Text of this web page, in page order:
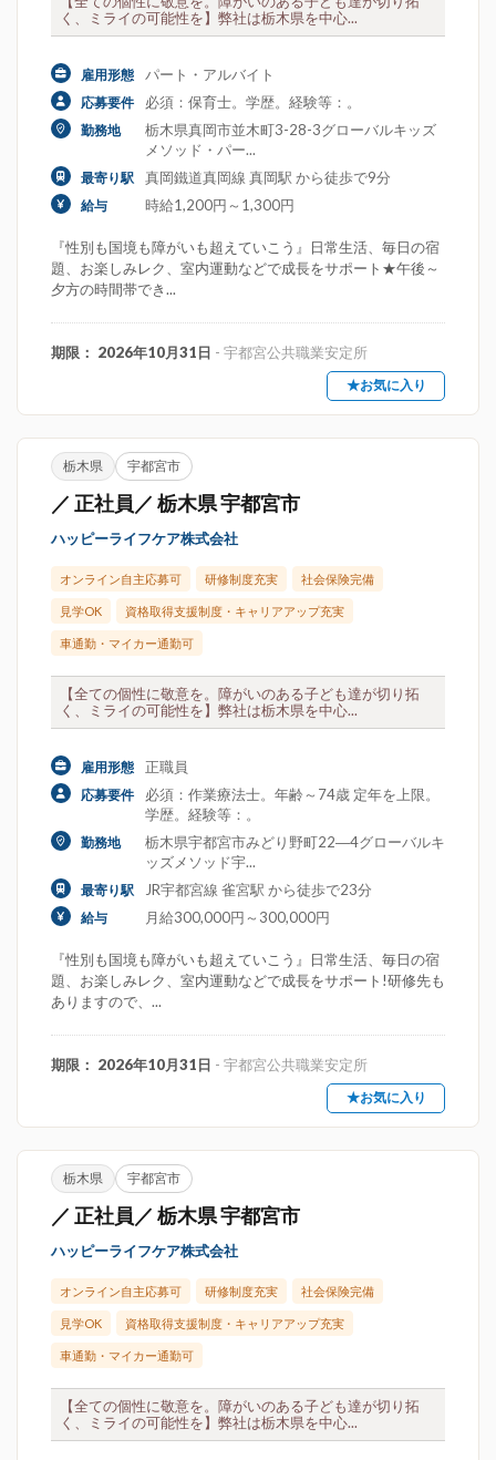
く、ミライの可能性を】弊社は栃木県を中心...
雇用形態 パート・アルバイト
応募要件 必須：保育士。学歴。経験等：。
勤務地
栃木県真岡市並木町3-28-3グローバルキッズ
メソッド・パー...
最寄り駅 真岡鐵道真岡線 真岡駅 から徒歩で9分
給与 時給1,200円～1,300円
『性別も国境も障がいも超えていこう』日常生活、毎日の宿
題、お楽しみレク、室内運動などで成長をサポート★午後～
夕方の時間帯でき...
期限： 2026年10月31日 - 宇都宮公共職業安定所
★お気に入り
栃木県 宇都宮市
／ 正社員／ 栃木県 宇都宮市
ハッピーライフケア株式会社
オンライン自主応募可 研修制度充実 社会保険完備
見学OK 資格取得支援制度・キャリアアップ充実
車通勤・マイカー通勤可
【全ての個性に敬意を。障がいのある子ども達が切り拓
く、ミライの可能性を】弊社は栃木県を中心...
雇用形態 正職員
応募要件
必須：作業療法士。年齢～74歳 定年を上限。
学歴。経験等：。
勤務地
栃木県宇都宮市みどり野町22―4グローバルキ
ッズメソッド宇...
最寄り駅 JR宇都宮線 雀宮駅 から徒歩で23分
給与 月給300,000円～300,000円
『性別も国境も障がいも超えていこう』日常生活、毎日の宿
題、お楽しみレク、室内運動などで成長をサポート!研修先も
ありますので、...
期限： 2026年10月31日 - 宇都宮公共職業安定所
★お気に入り
栃木県 宇都宮市
／ 正社員／ 栃木県 宇都宮市
ハッピーライフケア株式会社
オンライン自主応募可 研修制度充実 社会保険完備
見学OK 資格取得支援制度・キャリアアップ充実
車通勤・マイカー通勤可
【全ての個性に敬意を。障がいのある子ども達が切り拓
く、ミライの可能性を】弊社は栃木県を中心...